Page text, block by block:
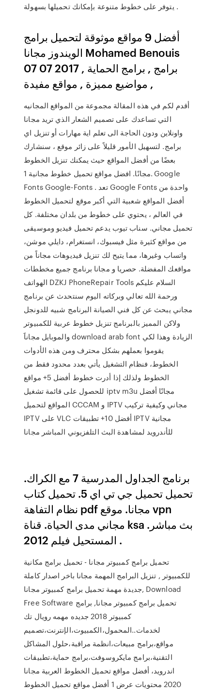
يتوفر على خطوط متنوعة بإمكانك تحميلها بسهولة .
أفضل 9 مواقع موثوقة لتحميل برامج
الويندوز مجانا Mohamed Benouis
07 07 2017 برامج , برامج الحماية ,
مواضيع مميزة , مواقع مفيدة ,
أقدم لكم في هذه المقالة مجموعة من المواقع المجانيه
التي تساعدك على تصميم الشعار الذي تريد مجانا
واونلاين ودون الحاجة الى تعلم اية مهارات أو تنزيل اي
برامج. لتسهيل الأمور قليلاً على زائر موقع ، سنشارك
بعضًا من أفضل المواقع حيث يمكنك تنزيل الخطوط
مجانًا. افضل مواقع تحميل خطوط مجانية 1. Google
Fonts Google-Fonts . تعد Google Fonts واحدة من
أفضل المواقع شعبية التي أكبر موقع لتحميل الخطوط
في العالم ، يحتوي على خطوط من بلدان مختلفة. كل
تحميل مجاني. سناب تيوب يدعم تحميل فيديو وموسيقى
من مواقع كثيرة مثل فيسبوك، انستغرام، دايلي موشن،
واتساب وغيرها، مما يتيح لك تنزيل فيديوهات مجاناً من
مواقعك المفضلة. حصريا و مجانا برنامج جميع مخططات
الهواتف DZKJ PhoneRepair Tools السلام عليكم
ورحمة الله تعالي وبركاته اليوم سنتحدث عن برنامج
مجاني يبحث عن كل فني الصيانة البرنامج شبيه للدونجل
ولاكن المميز بالبرنامج تنزيل خطوط عربية للكمبيوتر
والموبايل مجاناََ download arab font الزيادة وهذا لكي
يقوموا بعملهم بشكل محترف ومن هذه الأدوات
الخطوط، فنظام التشغيل يأتي بعدد محدود فقط من
الخطوط ولذلك إذا أدرت خطوط أفضل 5+ مواقع
للحصول على قائمة تشغيل iptv m3u مجانًا أفضل
المواقع لتحميل CCCAM و IPTV مجاني وكيفية تركيب
IPTV على VLC أفضل 10+ تطبيقات IPTV مجانية
للأندرويد لمشاهدة البث التلفزيوني المباشر مجانا
برنامج الجداول المدرسية 7 مع الكراك.
تحميل تحميل جي تي اي 5. تحميل كتاب
نظام التفاهة pdf مجانا. موقع vpn
مجاني مدى الحياة. قناة ksa بث مباشر.
المستحيل فيلم 2012 .
تحميل برامج كمبيوتر مجانا - تحميل برامج مكانية
للكمبيوتر , تنزيل البرامج المهمة مجانا باخر اصدار كاملة
جديدة مهمة تحميل برامج كمبيوتر مجانا, Download
Free Software تحميل برامج كمبيوتر مجانا, برامج
كمبيوتر 2018 جديده مهمه رويال تك
لخدمات..المحمول،الكمبيوت،الإنترنت،تصميم
مواقع،برامج مبيعات،انظمة مراقبة،حلول المشاكل
التقنية،برامج مايكروسوفت،برامج حماية،تطبيقات
اندرويد، أفضل مواقع تحميل الخطوط العربية مجانا
2020 محتويات عرض 1 أفضل مواقع تحميل الخطوط